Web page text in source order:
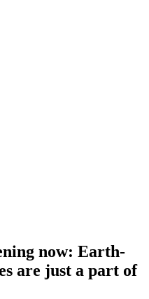
now: Earth-
are just a part of